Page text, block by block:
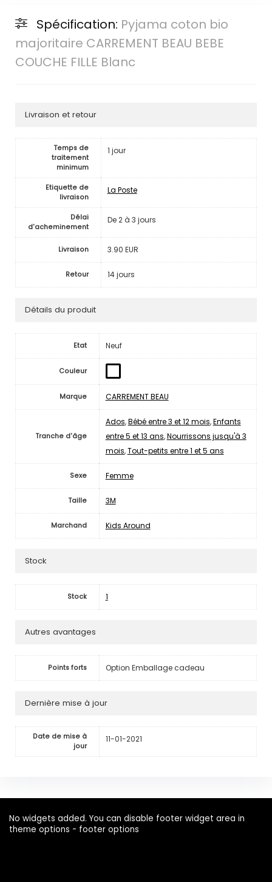
Spécification: Pyjama coton bio
majoritaire CARREMENT BEAU BEBE
COUCHE FILLE Blanc
Livraison et retour
Temps de
traitement
minimum
1 jour
Etiquette de
livraison
La Poste
Délai
d'acheminement
De 2 à 3 jours
Livraison 3.90 EUR
Retour 14 jours
Détails du produit
Etat Neuf
Couleur
Marque CARREMENT BEAU
Tranche d'âge
Ados,Bébé entre 3 et 12 mois,Enfants
entre 5 et 13 ans,Nourrissons jusqu'à 3
mois,Tout-petits entre 1 et 5 ans
Sexe Femme
Taille 3M
Marchand Kids Around
Stock
Stock 1
Autres avantages
Points forts Option Emballage cadeau
Dernière mise à jour
Date de mise à
jour
11-01-2021
No widgets added. You can disable footer widget area in
theme options - footer options